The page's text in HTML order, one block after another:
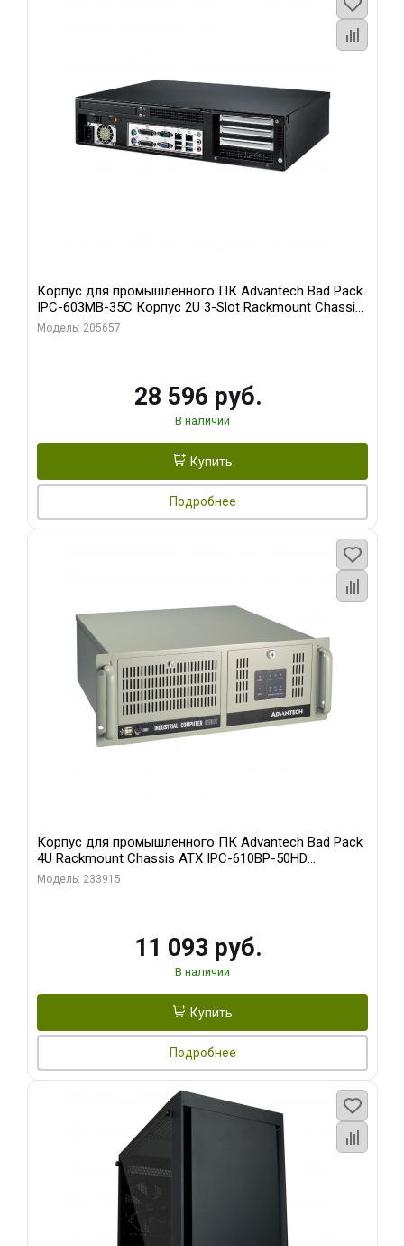
Корпус для промышленного ПК Advantech Bad Pack
IPC-603MB-35C Корпус 2U 3-Slot Rackmount Chassis
for ATX/MicroATX Motherboard with Front I Advantech
Модель: 205657
28 596 руб.
В наличии
Купить
Подробнее
Корпус для промышленного ПК Advantech Bad Pack
4U Rackmount Chassis ATX IPC-610BP-50HD
Advantech 15 слотов, отсеки 3x5.25", 1x3.5", 2xUSB,
Модель: 233915
11 093 руб.
В наличии
Купить
Подробнее